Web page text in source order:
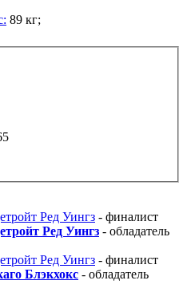
89 кг;
Ред Уингз - финалист
Ред Уингз - обладатель
Ред Уингз - финалист
Блэкхокс - обладатель